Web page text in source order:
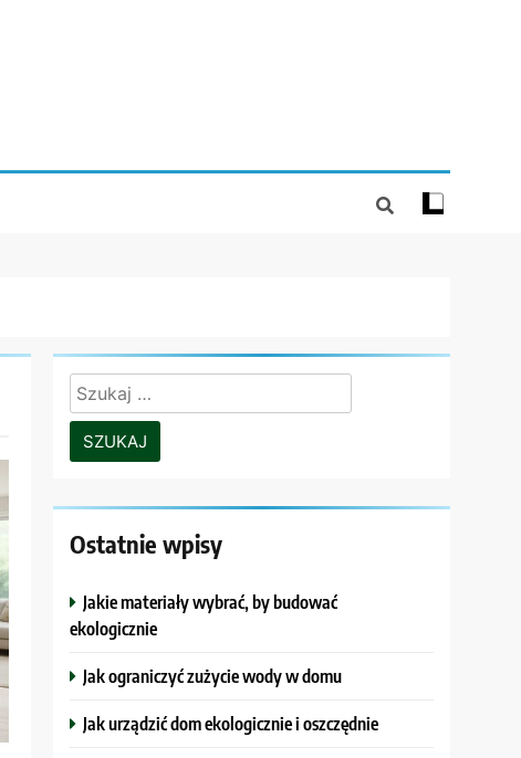
Szukaj:
Ostatnie wpisy
Jakie materiały wybrać, by budować
ekologicznie
Jak ograniczyć zużycie wody w domu
Jak urządzić dom ekologicznie i oszczędnie